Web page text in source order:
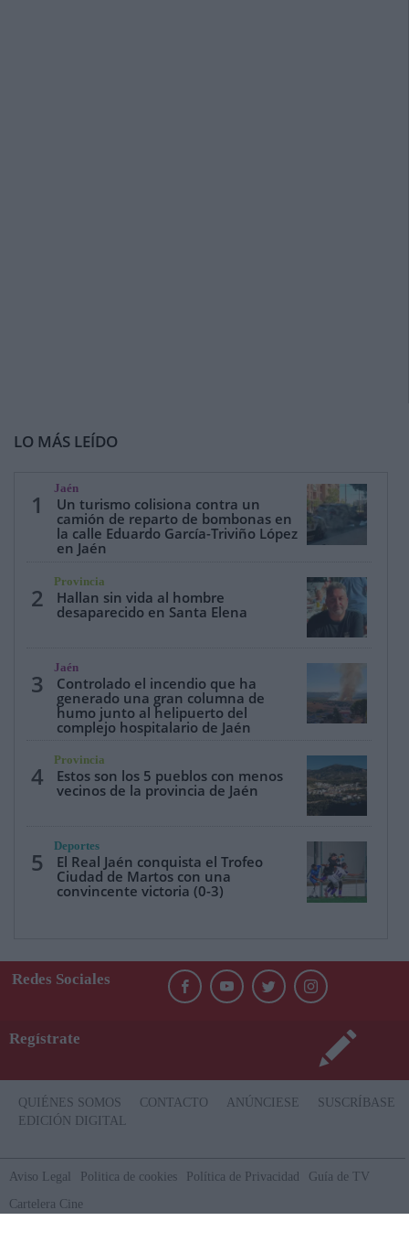
LO MÁS LEÍDO
1
Jaén
Un turismo colisiona contra un
camión de reparto de bombonas en
la calle Eduardo García-Triviño López
en Jaén
2
Provincia
Hallan sin vida al hombre
desaparecido en Santa Elena
3
Jaén
Controlado el incendio que ha
generado una gran columna de
humo junto al helipuerto del
complejo hospitalario de Jaén
4
Provincia
Estos son los 5 pueblos con menos
vecinos de la provincia de Jaén
5
Deportes
El Real Jaén conquista el Trofeo
Ciudad de Martos con una
convincente victoria (0-3)
Redes Sociales
Regístrate
QUIÉNES SOMOS CONTACTO ANÚNCIESE
SUSCRÍBASE
EDICIÓN DIGITAL
Aviso Legal Politica de cookies Política de Privacidad
Guía de TV
Cartelera Cine